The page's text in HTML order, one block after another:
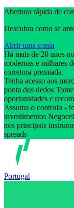
Abertura rápida de
Descubra como se
Abrir uma conta
Há mais de 20 anos
modernas e milhares
corretora premiada.
Tenha acesso aos
ponta dos dedos
oportunidades e
Assuma o controlo -
investimentos
nos principais
spreads
Portugal